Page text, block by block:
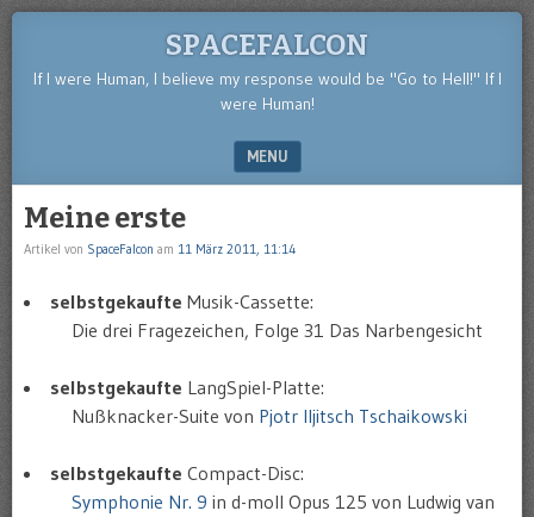
SPACEFALCON
If I were Human, I believe my response would be "Go to Hell!" If I
were Human!
MENU
Meine erste
Artikel von SpaceFalcon am 11 März 2011, 11:14
selbstgekaufte Musik-Cassette:
Die drei Fragezeichen, Folge 31 Das Narbengesicht
selbstgekaufte LangSpiel-Platte:
Nußknacker-Suite von Pjotr Iljitsch Tschaikowski
selbstgekaufte Compact-Disc:
Symphonie Nr. 9 in d-moll Opus 125 von Ludwig van